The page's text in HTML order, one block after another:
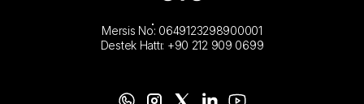
Mersis No: 0649123298900001
Destek Hattı: +90 212 909 0699